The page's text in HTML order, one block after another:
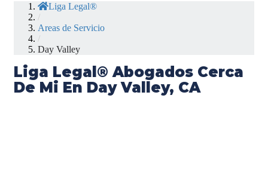
Liga Legal®
/
Areas de Servicio
/
Day Valley
Liga Legal® Abogados Cerca
De Mi En Day Valley, CA